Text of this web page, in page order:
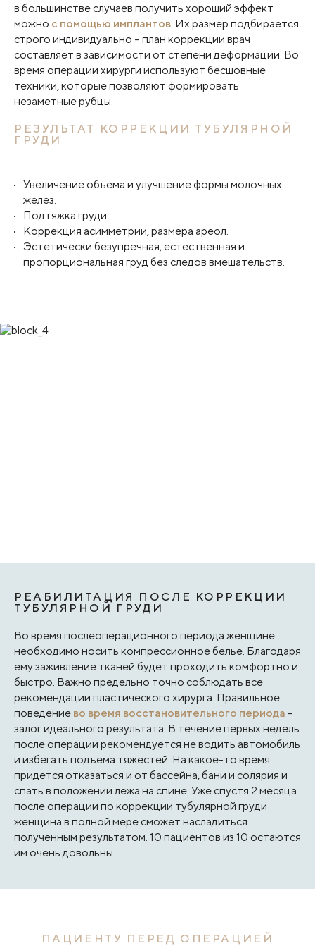
в большинстве случаев получить хороший эффект
можно с помощью имплантов . Их размер подбирается
строго индивидуально – план коррекции врач
составляет в зависимости от степени деформации. Во
время операции хирурги используют бесшовные
техники, которые позволяют формировать
незаметные рубцы.
РЕЗУЛЬТАТ КОРРЕКЦИИ ТУБУЛЯРНОЙ
ГРУДИ
Увеличение объема и улучшение формы молочных
желез.
Подтяжка груди.
Коррекция асимметрии, размера ареол.
Эстетически безупречная, естественная и
пропорциональная груд без следов вмешательств.
РЕАБИЛИТАЦИЯ ПОСЛЕ КОРРЕКЦИИ
ТУБУЛЯРНОЙ ГРУДИ
Во время послеоперационного периода женщине
необходимо носить компрессионное белье. Благодаря
ему заживление тканей будет проходить комфортно и
быстро. Важно предельно точно соблюдать все
рекомендации пластического хирурга. Правильное
поведение во время восстановительного периода –
залог идеального результата. В течение первых недель
после операции рекомендуется не водить автомобиль
и избегать подъема тяжестей. На какое-то время
придется отказаться и от бассейна, бани и солярия и
спать в положении лежа на спине. Уже спустя 2 месяца
после операции по коррекции тубулярной груди
женщина в полной мере сможет насладиться
полученным результатом. 10 пациентов из 10 остаются
им очень довольны.
ПАЦИЕНТУ ПЕРЕД ОПЕРАЦИЕЙ